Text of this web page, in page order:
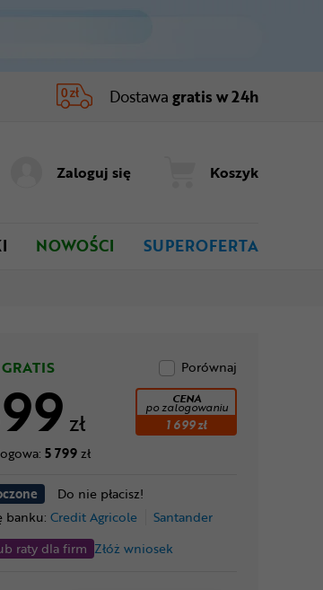
Dostawa gratis w 24h
Zaloguj się Koszyk
NOWOŚCI SUPEROFERTA
Porównaj
zł
CENA
po zalogowaniu
1 699 zł
5 799zł
Do nie płacisz!
banku: Credit Agricole
Santander
raty dla firm Złóż wniosek